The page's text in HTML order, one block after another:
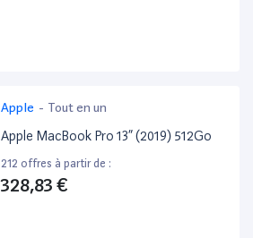
Apple - Tout en un
Apple MacBook Pro 13” (2019) 512Go
212 offres à partir de :
328,83 €